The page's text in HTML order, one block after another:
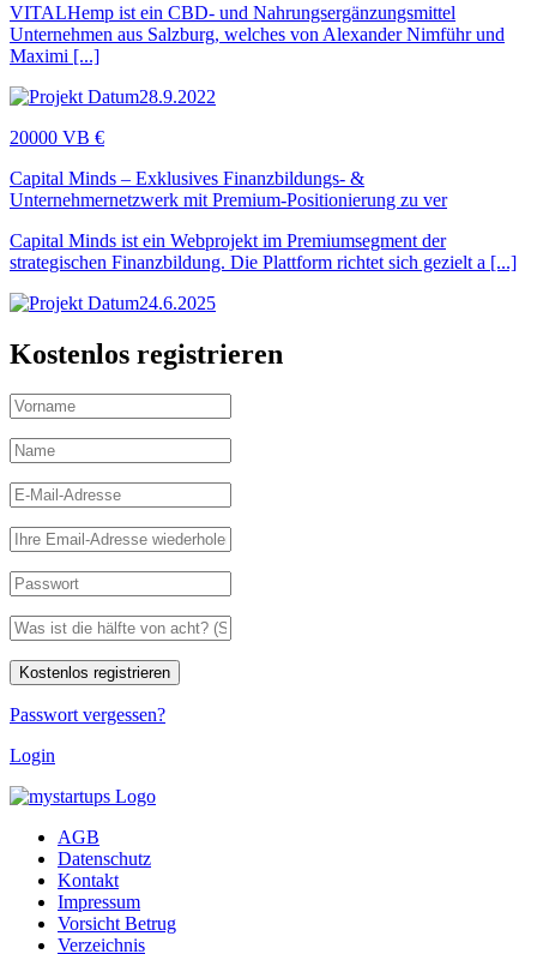
VITALHemp ist ein CBD- und Nahrungsergänzungsmittel
Unternehmen aus Salzburg, welches von Alexander Nimführ und
Maximi [...]
28.9.2022
20000 VB €
Capital Minds – Exklusives Finanzbildungs- &
Unternehmernetzwerk mit Premium-Positionierung zu ver
Capital Minds ist ein Webprojekt im Premiumsegment der
strategischen Finanzbildung. Die Plattform richtet sich gezielt a [...]
24.6.2025
Kostenlos registrieren
Passwort vergessen?
Login
AGB
Datenschutz
Kontakt
Impressum
Vorsicht Betrug
Verzeichnis